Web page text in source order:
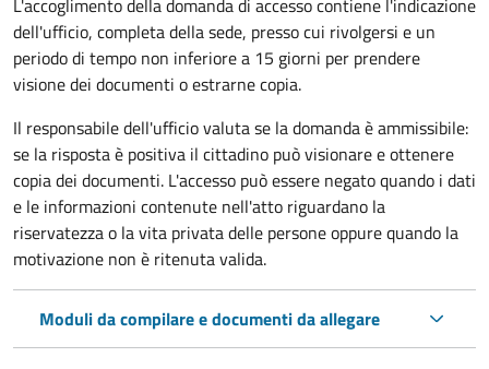
L'accoglimento della domanda di accesso contiene l'indicazione
dell'ufficio, completa della sede, presso cui rivolgersi e un
periodo di tempo non inferiore a 15 giorni per prendere
visione dei documenti o estrarne copia.
Il responsabile dell'ufficio valuta se la domanda è ammissibile:
se la risposta è positiva il cittadino può visionare e ottenere
copia dei documenti. L'accesso può essere negato quando i dati
e le informazioni contenute nell'atto riguardano la
riservatezza o la vita privata delle persone oppure quando la
motivazione non è ritenuta valida.
Moduli da compilare e documenti da allegare